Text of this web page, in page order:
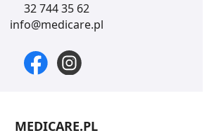
32 744 35 62
info@medicare.pl
MEDICARE.PL